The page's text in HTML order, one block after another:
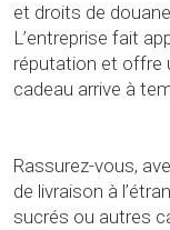
et droits de
L’entreprise fait
réputation et offre
cadeau arrive à
Rassurez-vous,
de livraison à
sucrés ou autres